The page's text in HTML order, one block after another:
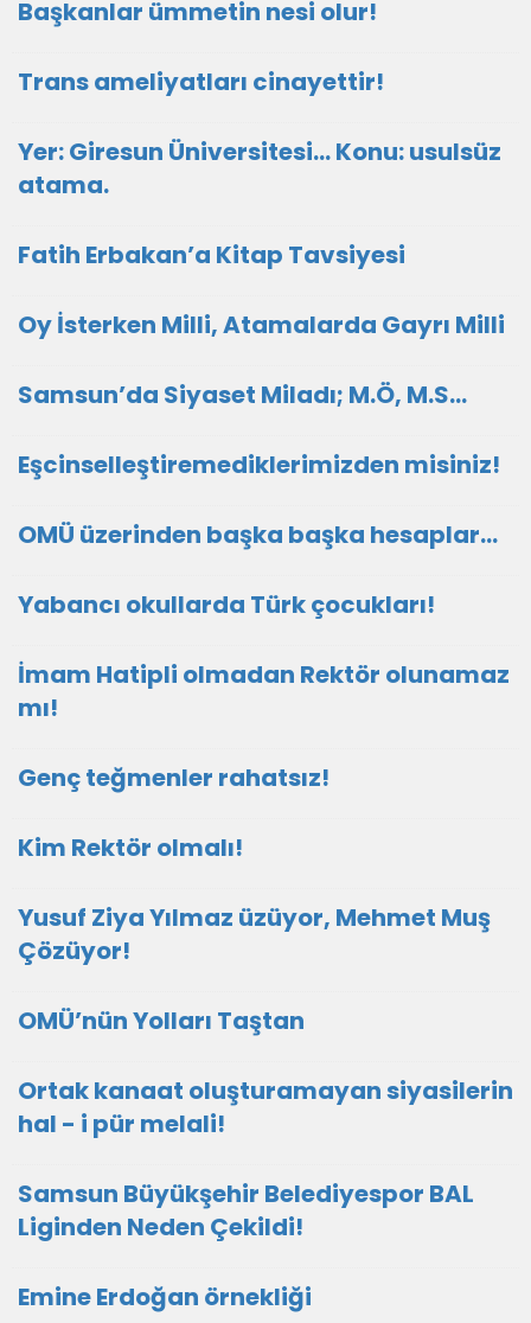
Başkanlar ümmetin nesi olur!
Trans ameliyatları cinayettir!
Yer: Giresun Üniversitesi… Konu: usulsüz
atama.
Fatih Erbakan’a Kitap Tavsiyesi
Oy İsterken Milli, Atamalarda Gayrı Milli
Samsun’da Siyaset Miladı; M.Ö, M.S…
Eşcinselleştiremediklerimizden misiniz!
OMÜ üzerinden başka başka hesaplar…
Yabancı okullarda Türk çocukları!
İmam Hatipli olmadan Rektör olunamaz
mı!
Genç teğmenler rahatsız!
Kim Rektör olmalı!
Yusuf Ziya Yılmaz üzüyor, Mehmet Muş
Çözüyor!
OMÜ’nün Yolları Taştan
Ortak kanaat oluşturamayan siyasilerin
hal - i pür melali!
Samsun Büyükşehir Belediyespor BAL
Liginden Neden Çekildi!
Emine Erdoğan örnekliği